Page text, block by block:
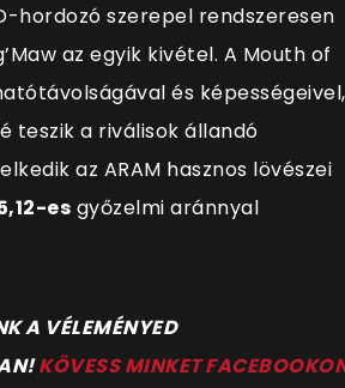
hordozó szerepel rendszeresen
az egyik kivétel. A Mouth of
és képességeivel,
teszik a riválisok állandó
az ARAM hasznos lövészei
es győzelmi aránnyal
A VÉLEMÉNYED
KÖVESS MINKET